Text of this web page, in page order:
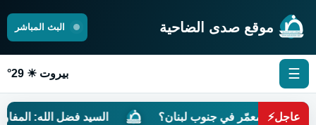
موقع صدى الضاحية البث المباشر
☰ بيروت ☀ 29°
عاجل⚡
المعمّر في جنوب لبنان؟ السيد فضل الله: المفاوضات